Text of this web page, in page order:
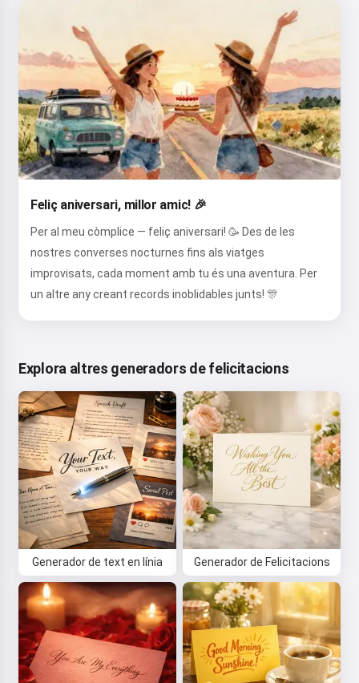
Feliç aniversari, millor amic! 🎉
Per al meu còmplice — feliç aniversari! 🥳 Des de les
nostres converses nocturnes fins als viatges
improvisats, cada moment amb tu és una aventura. Per
un altre any creant records inoblidables junts! 🎊
Explora altres generadors de felicitacions
Generador de text en línia Generador de Felicitacions